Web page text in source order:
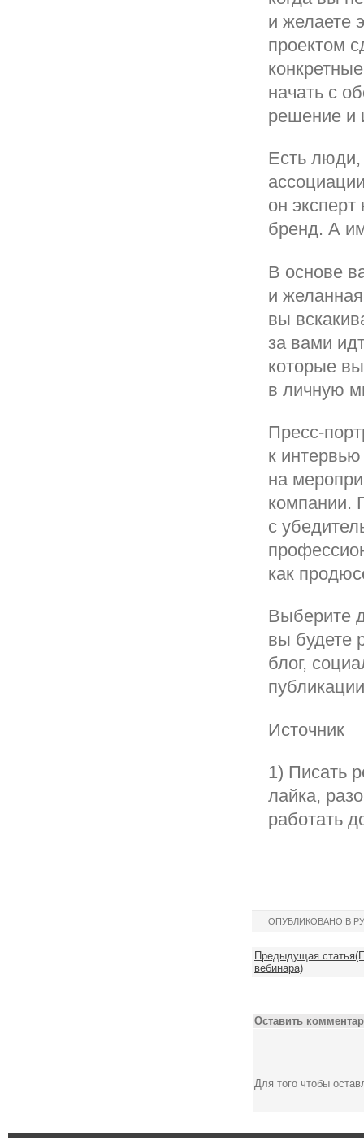
и желаете
проектом
начать с
решение и
Есть
он
бренд. А
В основе
и
вы
за вами
которые
в личную
Пресс-
к
на
компании.
с
как
Выберите
вы будете
блог,
Источник
1) Писать
лайка,
работать
ОПУБЛИКОВАНО В
Предыдущая
вебинара)
Оставить
Для того чтобы